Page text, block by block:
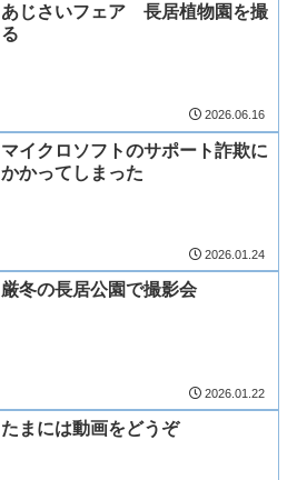
あじさいフェア 長居植物園を撮
る
2026.06.16
マイクロソフトのサポート詐欺に
かかってしまった
2026.01.24
厳冬の長居公園で撮影会
2026.01.22
たまには動画をどうぞ